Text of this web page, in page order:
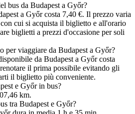
bus da Budapest a Győr?
a Győr costa 7,40 €. Il prezzo varia
cui si acquista il biglietto e all'orario
biglietti a prezzi d'occasione per soli
per viaggiare da Budapest a Győr?
da Budapest a Győr costa
il prima possibile evitando gli
il biglietto più conveniente.
e Győr in bus?
km.
tra Budapest e Győr?